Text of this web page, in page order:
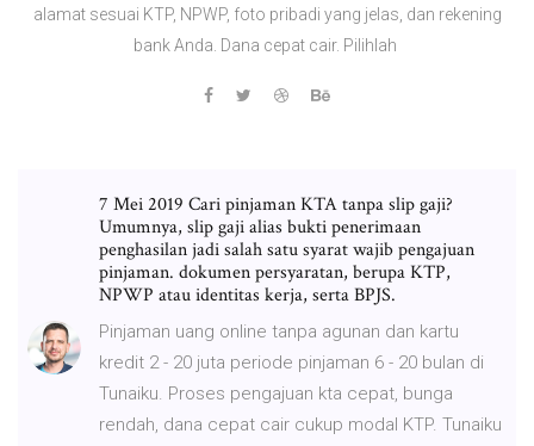
alamat sesuai KTP, NPWP, foto pribadi yang jelas, dan rekening
bank Anda. Dana cepat cair. Pilihlah
7 Mei 2019 Cari pinjaman KTA tanpa slip gaji?
Umumnya, slip gaji alias bukti penerimaan
penghasilan jadi salah satu syarat wajib pengajuan
pinjaman. dokumen persyaratan, berupa KTP,
NPWP atau identitas kerja, serta BPJS.
Pinjaman uang online tanpa agunan dan kartu
kredit 2 - 20 juta periode pinjaman 6 - 20 bulan di
Tunaiku. Proses pengajuan kta cepat, bunga
rendah, dana cepat cair cukup modal KTP. Tunaiku